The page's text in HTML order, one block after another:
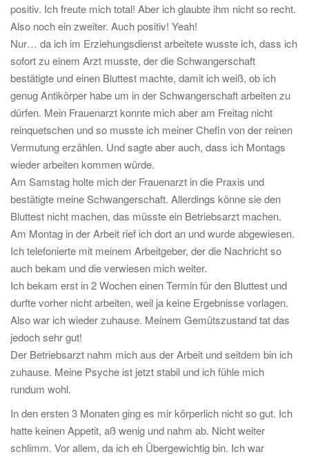
positiv. Ich freute mich total! Aber ich glaubte ihm nicht so recht.
Also noch ein zweiter. Auch positiv! Yeah!
Nur… da ich im Erziehungsdienst arbeitete wusste ich, dass ich
sofort zu einem Arzt musste, der die Schwangerschaft
bestätigte und einen Bluttest machte, damit ich weiß, ob ich
genug Antikörper habe um in der Schwangerschaft arbeiten zu
dürfen. Mein Frauenarzt konnte mich aber am Freitag nicht
reinquetschen und so musste ich meiner Chefin von der reinen
Vermutung erzählen. Und sagte aber auch, dass ich Montags
wieder arbeiten kommen würde.
Am Samstag holte mich der Frauenarzt in die Praxis und
bestätigte meine Schwangerschaft. Allerdings könne sie den
Bluttest nicht machen, das müsste ein Betriebsarzt machen.
Am Montag in der Arbeit rief ich dort an und wurde abgewiesen.
Ich telefonierte mit meinem Arbeitgeber, der die Nachricht so
auch bekam und die verwiesen mich weiter.
Ich bekam erst in 2 Wochen einen Termin für den Bluttest und
durfte vorher nicht arbeiten, weil ja keine Ergebnisse vorlagen.
Also war ich wieder zuhause. Meinem Gemütszustand tat das
jedoch sehr gut!
Der Betriebsarzt nahm mich aus der Arbeit und seitdem bin ich
zuhause. Meine Psyche ist jetzt stabil und ich fühle mich
rundum wohl.
In den ersten 3 Monaten ging es mir körperlich nicht so gut. Ich
hatte keinen Appetit, aß wenig und nahm ab. Nicht weiter
schlimm. Vor allem, da ich eh Übergewichtig bin. Ich war